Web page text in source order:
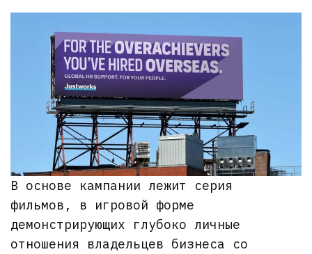
В основе кампании лежит серия
фильмов, в игровой форме
демонстрирующих глубоко личные
отношения владельцев бизнеса со